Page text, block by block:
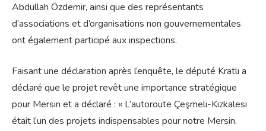
Abdullah Özdemir, ainsi que des représentants
d’associations et d’organisations non gouvernementales
ont également participé aux inspections.
Faisant une déclaration après l’enquête, le député Kratlı a
déclaré que le projet revêt une importance stratégique
pour Mersin et a déclaré : « L’autoroute Çeşmeli-Kızkalesi
était l’un des projets indispensables pour notre Mersin.